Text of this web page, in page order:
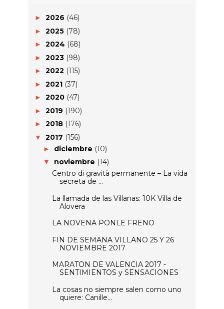
► 2026 (46)
► 2025 (78)
► 2024 (68)
► 2023 (98)
► 2022 (115)
► 2021 (37)
► 2020 (47)
► 2019 (190)
► 2018 (176)
▼ 2017 (156)
► diciembre (10)
▼ noviembre (14)
Centro di gravità permanente – La vida
secreta de ...
La llamada de las Villanas: 10K Villa de
Alovera
LA NOVENA PONLE FRENO
FIN DE SEMANA VILLANO 25 Y 26
NOVIEMBRE 2017
MARATON DE VALENCIA 2017 -
SENTIMIENTOS y SENSACIONES
La cosas no siempre salen como uno
quiere: Canille...